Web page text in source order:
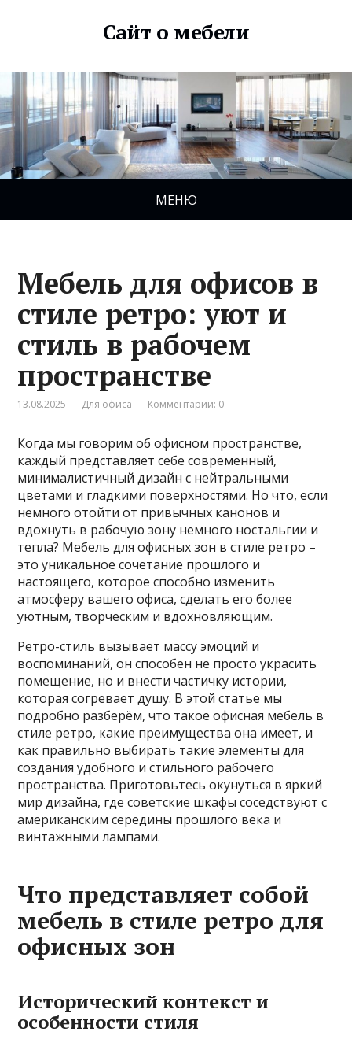
Сайт о мебели
МЕНЮ
Мебель для офисов в
стиле ретро: уют и
стиль в рабочем
пространстве
13.08.2025 Для офиса Комментарии: 0
Когда мы говорим об офисном пространстве,
каждый представляет себе современный,
минималистичный дизайн с нейтральными
цветами и гладкими поверхностями. Но что, если
немного отойти от привычных канонов и
вдохнуть в рабочую зону немного ностальгии и
тепла? Мебель для офисных зон в стиле ретро –
это уникальное сочетание прошлого и
настоящего, которое способно изменить
атмосферу вашего офиса, сделать его более
уютным, творческим и вдохновляющим.
Ретро-стиль вызывает массу эмоций и
воспоминаний, он способен не просто украсить
помещение, но и внести частичку истории,
которая согревает душу. В этой статье мы
подробно разберём, что такое офисная мебель в
стиле ретро, какие преимущества она имеет, и
как правильно выбирать такие элементы для
создания удобного и стильного рабочего
пространства. Приготовьтесь окунуться в яркий
мир дизайна, где советские шкафы соседствуют с
американским середины прошлого века и
винтажными лампами.
Что представляет собой
мебель в стиле ретро для
офисных зон
Исторический контекст и
особенности стиля